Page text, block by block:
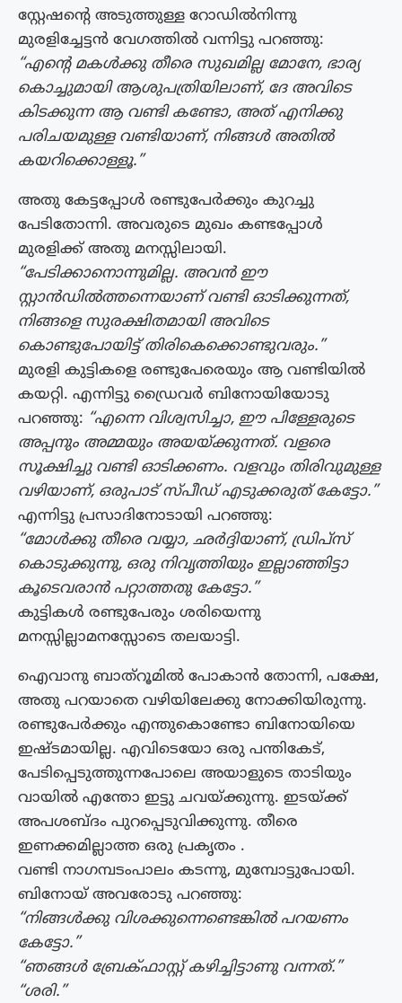
സ്റ്റേഷന്‍റെ അടുത്തുള്ള റോഡില്‍നിന്നു
മുരളിച്ചേട്ടന്‍ വേഗത്തില്‍ വന്നിട്ടു പറഞ്ഞു:
“എന്‍റെ മകള്‍ക്കു തീരെ സുഖമില്ല മോനേ, ഭാര്യ
കൊച്ചുമായി ആശുപത്രിയിലാണ്, ദേ അവിടെ
കിടക്കുന്ന ആ വണ്ടി കണ്ടോ, അത് എനിക്കു
പരിചയമുള്ള വണ്ടിയാണ്, നിങ്ങള്‍ അതില്‍
കയറിക്കൊള്ളൂ.”
അതു കേട്ടപ്പോള്‍ രണ്ടുപേര്‍ക്കും കുറച്ചു
പേടിതോന്നി. അവരുടെ മുഖം കണ്ടപ്പോള്‍
മുരളിക്ക് അതു മനസ്സിലായി.
“പേടിക്കാനൊന്നുമില്ല. അവന്‍ ഈ
സ്റ്റാന്‍ഡില്‍ത്തന്നെയാണ് വണ്ടി ഓടിക്കുന്നത്,
നിങ്ങളെ സുരക്ഷിതമായി അവിടെ
കൊണ്ടുപോയിട്ട് തിരികെക്കൊണ്ടുവരും.”
മുരളി കുട്ടികളെ രണ്ടുപേരെയും ആ വണ്ടിയില്‍
കയറ്റി. എന്നിട്ടു ഡ്രൈവര്‍ ബിനോയിയോടു
പറഞ്ഞു: “എന്നെ വിശ്വസിച്ചാ, ഈ പിള്ളേരുടെ
അപ്പനും അമ്മയും അയയ്ക്കുന്നത്. വളരെ
സൂക്ഷിച്ചു വണ്ടി ഓടിക്കണം. വളവും തിരിവുമുള്ള
വഴിയാണ്, ഒരുപാട് സ്പീഡ് എടുക്കരുത് കേട്ടോ.”
എന്നിട്ടു പ്രസാദിനോടായി പറഞ്ഞു:
“മോള്‍ക്കു തീരെ വയ്യാ, ഛര്‍ദ്ദിയാണ്, ഡ്രിപ്സ്
കൊടുക്കുന്നു, ഒരു നിവൃത്തിയും ഇല്ലാഞ്ഞിട്ടാ
കൂടെവരാന്‍ പറ്റാത്തതു കേട്ടോ.”
കുട്ടികള്‍ രണ്ടുപേരും ശരിയെന്നു
മനസ്സില്ലാമനസ്സോടെ തലയാട്ടി.
ഐവാനു ബാത്റൂമില്‍ പോകാന്‍ തോന്നി, പക്ഷേ,
അതു പറയാതെ വഴിയിലേക്കു നോക്കിയിരുന്നു.
രണ്ടുപേര്‍ക്കും എന്തുകൊണ്ടോ ബിനോയിയെ
ഇഷ്ടമായില്ല. എവിടെയോ ഒരു പന്തികേട്,
പേടിപ്പെടുത്തുന്നപോലെ അയാളുടെ താടിയും
വായില്‍ എന്തോ ഇട്ടു ചവയ്ക്കുന്നു. ഇടയ്ക്ക്
അപശബ്ദം പുറപ്പെടുവിക്കുന്നു. തീരെ
ഇണക്കമില്ലാത്ത ഒരു പ്രകൃതം .
വണ്ടി നാഗമ്പടംപാലം കടന്നു, മുമ്പോട്ടുപോയി.
ബിനോയ് അവരോടു പറഞ്ഞു:
“നിങ്ങള്‍ക്കു വിശക്കുന്നെണ്ടെങ്കില്‍ പറയണം
കേട്ടോ.”
“ഞങ്ങള്‍ ബ്രേക്ഫാസ്റ്റ് കഴിച്ചിട്ടാണു വന്നത്.”
“ശരി.”